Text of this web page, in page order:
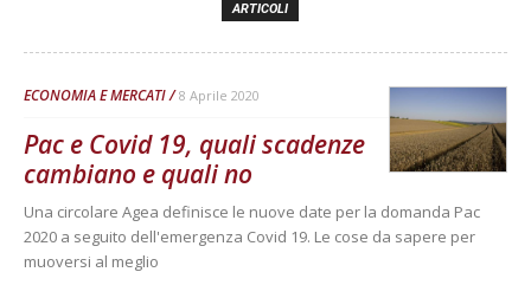
ARTICOLI
ECONOMIA E MERCATI 8 Aprile 2020
Pac e Covid 19, quali scadenze
cambiano e quali no
Una circolare Agea definisce le nuove date per la domanda Pac
2020 a seguito dell'emergenza Covid 19. Le cose da sapere per
muoversi al meglio